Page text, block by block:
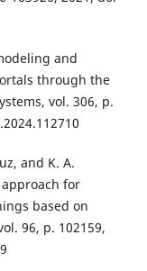
and
through the
vol. 306, p.
and K. A.
for
based on
96, p. 102159,